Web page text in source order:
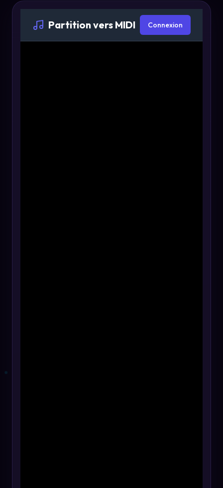
Partition vers MIDI Connexion